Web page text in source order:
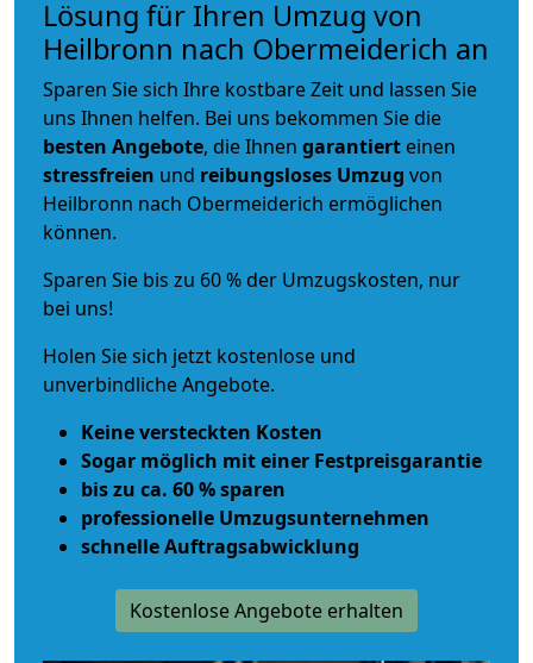
Lösung für Ihren Umzug von
Heilbronn nach Obermeiderich an
Sparen Sie sich Ihre kostbare Zeit und lassen Sie
uns Ihnen helfen. Bei uns bekommen Sie die
besten Angebote, die Ihnen garantiert einen
stressfreien und reibungsloses Umzug von
Heilbronn nach Obermeiderich ermöglichen
können.
Sparen Sie bis zu 60 % der Umzugskosten, nur
bei uns!
Holen Sie sich jetzt kostenlose und
unverbindliche Angebote.
Keine versteckten Kosten
Sogar möglich mit einer Festpreisgarantie
bis zu ca. 60 % sparen
professionelle Umzugsunternehmen
schnelle Auftragsabwicklung
Kostenlose Angebote erhalten